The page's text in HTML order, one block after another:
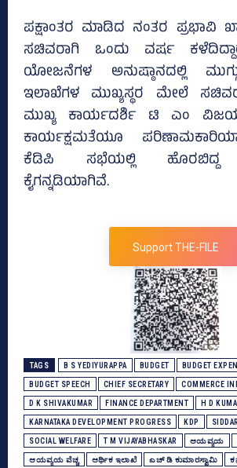
ಪಕ್ಷಾಂತರ ಮಾಡಿದ ನಂತರ ಪ್ರಭಾವಿ
ಸಚಿವರಾಗಿ ಒಂದು ವರ್ಷ
ಯೋಜನೆಗಳ ಅನುಷ್ಠಾನದಲ್ಲಿ
ಇಲಾಖೆಗಳ ಮುಖ್ಯಸ್ಥರ ಮೇಲೆ
ಮುಖ್ಯ ಕಾರ್ಯದರ್ಶಿ ಟಿ ಎಂ
ಕಾರ್ಯಕ್ಷಮತೆಯೂ
ಕೆಡಿಪಿ ಸಭೆಯಲ್ಲಿ ಹೊರಬಿದ್ದ
ಕೈಗನ್ನಡಿಯಾಗಿವೆ.
Support THE-FILE
TAGS B S YEDIYURAPPA BUDGET BUDGET
BUDGET SPEECH CHIEF SECRETARY COMMERCE
D K SHIVAKUMAR FINANCE DEPARTMENT H D
KARNATAKA DEVELOPMENT PROGRESS KDP
SOCIAL WELFARE T M VIJAYABHASKAR ಆಯವ್ಯಯ
ಆಯವ್ಯಯ ವೆಚ್ಚ ಆರ್ಥಿಕ ಇಲಾಖೆ ಎಚ್‌ ಡಿ ಕುಮಾರಸ್ವಾಮಿ